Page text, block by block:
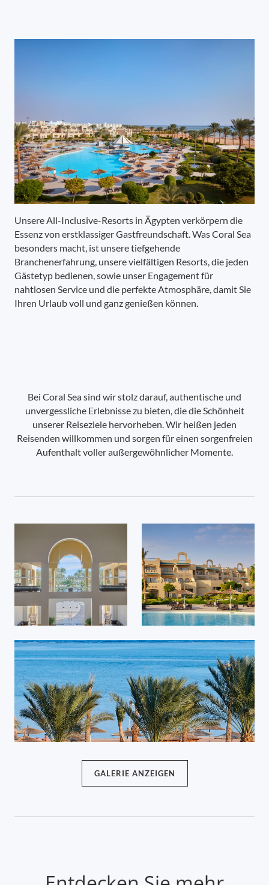
Unsere All-Inclusive-Resorts in Ägypten verkörpern die
Essenz von erstklassiger Gastfreundschaft. Was Coral Sea
besonders macht, ist unsere tiefgehende
Branchenerfahrung, unsere vielfältigen Resorts, die jeden
Gästetyp bedienen, sowie unser Engagement für
nahtlosen Service und die perfekte Atmosphäre, damit Sie
Ihren Urlaub voll und ganz genießen können.
Bei Coral Sea sind wir stolz darauf, authentische und
unvergessliche Erlebnisse zu bieten, die die Schönheit
unserer Reiseziele hervorheben. Wir heißen jeden
Reisenden willkommen und sorgen für einen sorgenfreien
Aufenthalt voller außergewöhnlicher Momente.
GALERIE ANZEIGEN